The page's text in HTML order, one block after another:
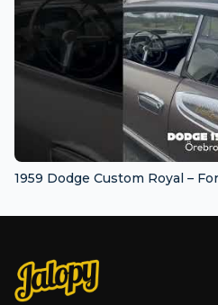
1959 Dodge Custom Royal –